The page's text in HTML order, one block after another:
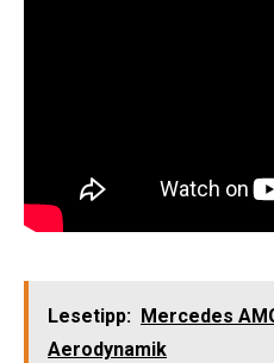
Lesetipp: Mercedes
Aerodynamik